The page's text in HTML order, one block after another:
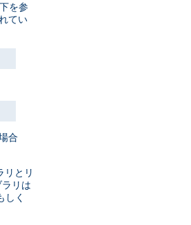
を参
てい
合
リとリ
リは
しく